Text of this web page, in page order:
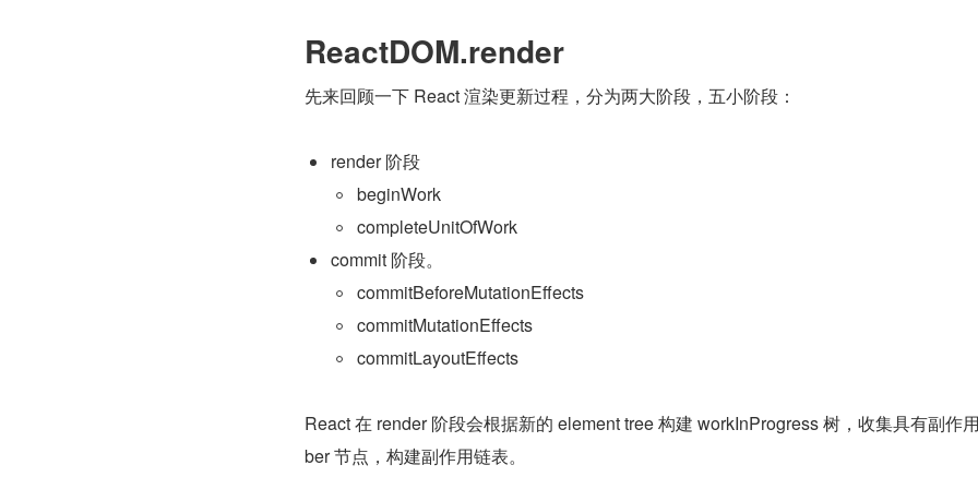
ReactDOM.render
先来回顾一下 React 渲染更新过程，分为两大阶段，五小阶段：
render 阶段
beginWork
completeUnitOfWork
commit 阶段。
commitBeforeMutationEffects
commitMutationEffects
commitLayoutEffects
React 在 render 阶段会根据新的 element tree 构建 workInProgress 树，收集具有副作
ber 节点，构建副作用链表。